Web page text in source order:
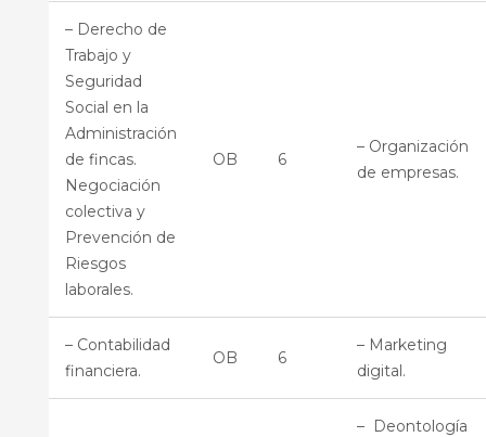
– Derecho de
Trabajo y
Seguridad
Social en la
Administración
de fincas.
Negociación
colectiva y
Prevención de
Riesgos
laborales.
OB 6
– Organización
de empresas.
– Contabilidad
financiera.
OB 6
– Marketing
digital.
– Deontología